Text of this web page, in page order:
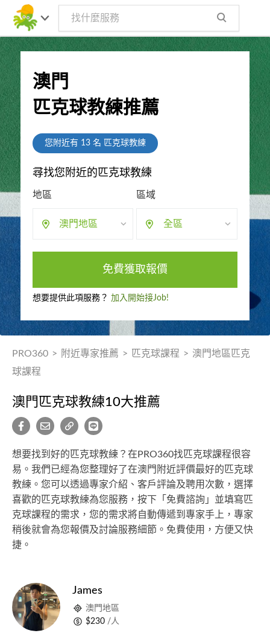
澳門
匹克球教練推薦
您附近有 13名 匹克球教練
尋找您附近的匹克球教練
地區
澳門地區
區域
全區
免費獲取報價
想要提供此項服務？ 加入開始接Job!
PRO360 > 附近專家推薦 > 匹克球課程 > 澳門地區匹克
球課程
澳門匹克球教練10大推薦
想要找到好的匹克球教練？在PRO360找匹克球課程很容
易。我們已經為您整理好了在澳門附近評價最好的匹克球
教練。您可以透過專家介紹、客戶評論及聘用次數，選擇
喜歡的匹克球教練為您服務，按下「免費諮詢」並填寫匹
克球課程的需求，您的需求將自動傳遞到專家手上，專家
稍後就會為您報價及討論服務細節。免費使用，方便又快
捷。
James
澳門地區
$230 /人